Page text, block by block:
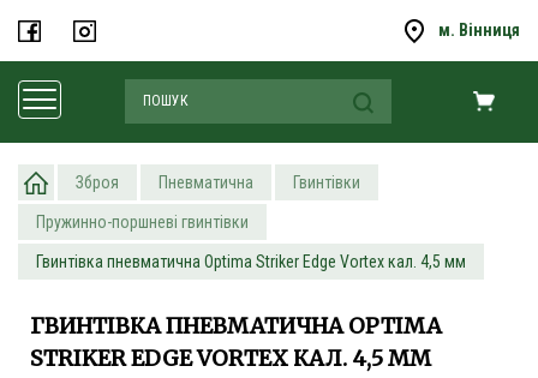
м. Вінниця
Зброя Пневматична Гвинтівки
Пружинно-поршневі гвинтівки
Гвинтівка пневматична Optima Striker Edge Vortex кал. 4,5 мм
ГВИНТІВКА ПНЕВМАТИЧНА OPTIMA
STRIKER EDGE VORTEX КАЛ. 4,5 ММ